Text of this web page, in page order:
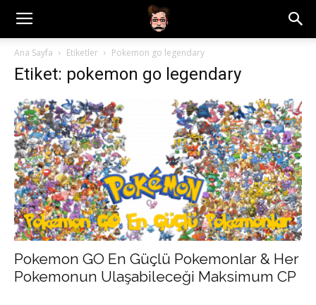
Ana Sayfa Etiketler Pokemon go legendary
Etiket: pokemon go legendary
Pokemon GO En Güçlü Pokemonlar & Her
Pokemonun Ulaşabileceği Maksimum CP